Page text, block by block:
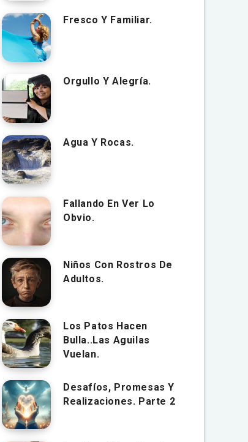
Fresco Y Familiar.
Orgullo Y Alegría.
Agua Y Rocas.
Fallando En Ver Lo
Obvio.
Niños Con Rostros De
Adultos.
Los Patos Hacen
Bulla..Las Aguilas
Vuelan.
Desafíos, Promesas Y
Realizaciones. Parte 2